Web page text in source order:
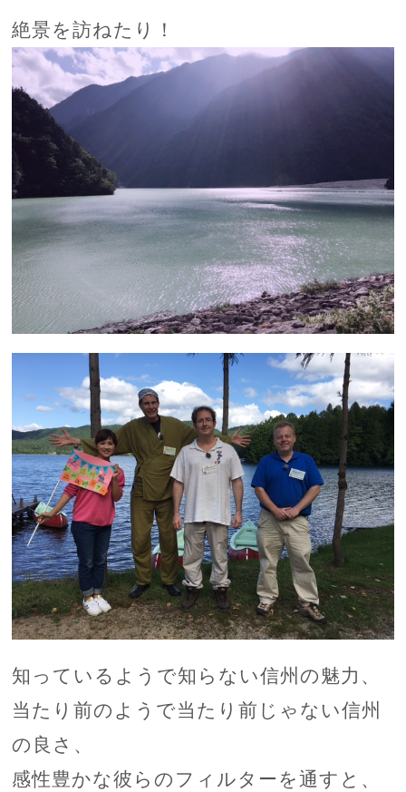
絶景を訪ねたり！
知っているようで知らない信州の魅力、
当たり前のようで当たり前じゃない信州
の良さ、
感性豊かな彼らのフィルターを通すと、